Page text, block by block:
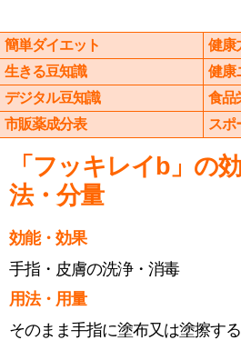
簡単ダイエット
健康
生きる豆知識
健康
デジタル豆知識
食品
市販薬成分表
スポ
「フッキレイb」の
法・分量
効能・効果
手指・皮膚の洗浄・消毒
用法・用量
そのまま手指に塗布又は塗擦する